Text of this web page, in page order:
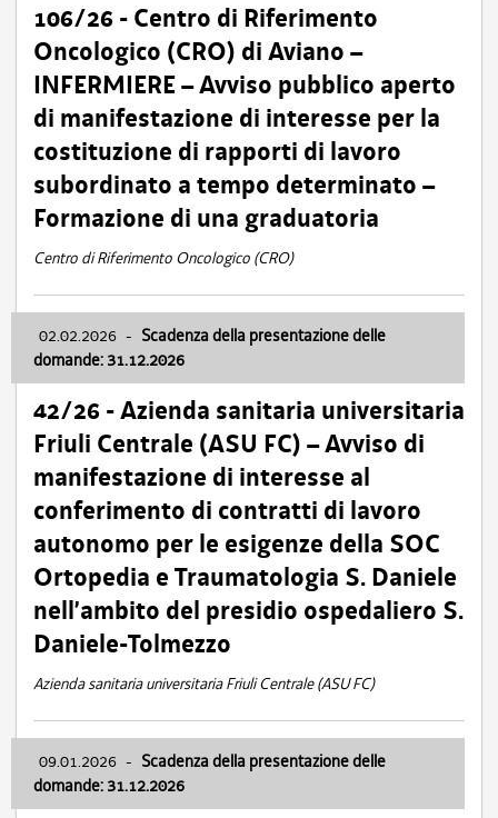
106/26 - Centro di Riferimento
Oncologico (CRO) di Aviano –
INFERMIERE – Avviso pubblico aperto
di manifestazione di interesse per la
costituzione di rapporti di lavoro
subordinato a tempo determinato –
Formazione di una graduatoria
Centro di Riferimento Oncologico (CRO)
02.02.2026 - Scadenza della presentazione delle
domande: 31.12.2026
42/26 - Azienda sanitaria universitaria
Friuli Centrale (ASU FC) – Avviso di
manifestazione di interesse al
conferimento di contratti di lavoro
autonomo per le esigenze della SOC
Ortopedia e Traumatologia S. Daniele
nell’ambito del presidio ospedaliero S.
Daniele-Tolmezzo
Azienda sanitaria universitaria Friuli Centrale (ASU FC)
09.01.2026 - Scadenza della presentazione delle
domande: 31.12.2026